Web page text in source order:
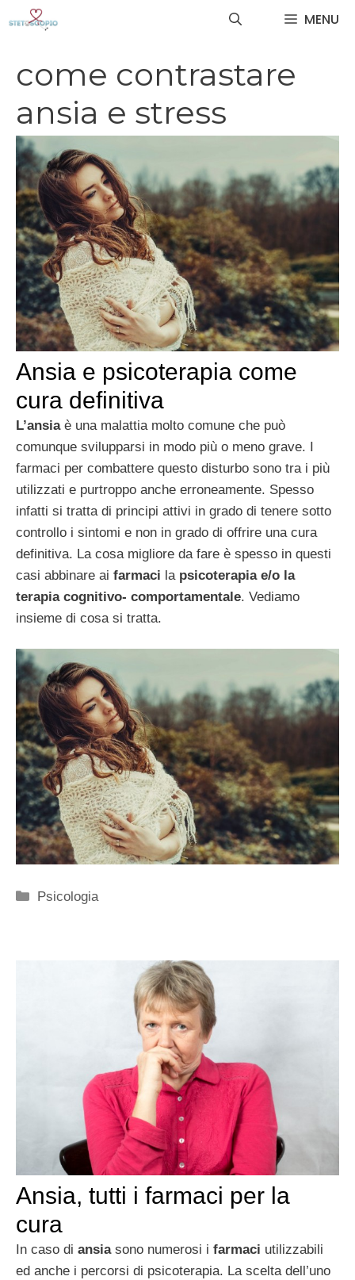
MENU
come contrastare
ansia e stress
Ansia e psicoterapia come
cura definitiva
L’ansiaè una malattia molto comune che può
comunque svilupparsi in modo più o meno grave. I
farmaci per combattere questo disturbo sono tra i più
utilizzati e purtroppo anche erroneamente. Spesso
infatti si tratta di principi attivi in grado di tenere sotto
controllo i sintomi e non in grado di offrire una cura
definitiva. La cosa migliore da fare è spesso in questi
casi abbinare ai farmaci la psicoterapia e/o la
terapia cognitivo- comportamentale. Vediamo
insieme di cosa si tratta.
Categorie
Psicologia
Ansia, tutti i farmaci per la
cura
In caso di ansiasono numerosi i farmaci utilizzabili
ed anche i percorsi di psicoterapia. La scelta dell’uno